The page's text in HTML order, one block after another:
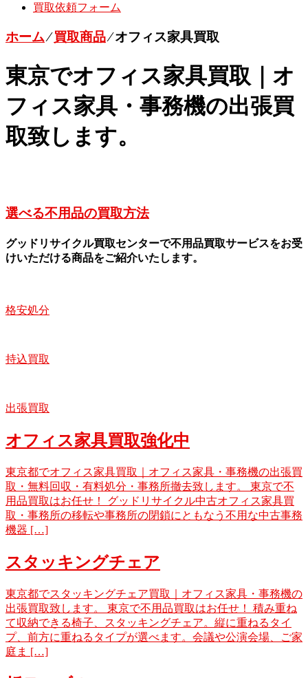
買取依頼フォーム
ホーム⁄買取商品⁄オフィス家具買取
東京でオフィス家具買取｜オ
フィス家具・事務機の出張買
取致します。
選べる不用品の買取方法
グッドリサイクル買取センターで不用品買取サービスをお受
けいただける商品をご紹介いたします。
格安処分
持込買取
出張買取
オフィス家具買取強化中
東京都でオフィス家具買取｜オフィス家具・事務機の出張買
取・無料回収・有料処分・事務所撤去致します。 東京で不
用品買取はお任せ！ グッドリサイクル中古オフィス家具買
取・事務所の移転や事務所の閉鎖にともなう不用な中古事務
機器 […]
スタッキングチェア
東京都でスタッキングチェア買取｜オフィス家具・事務機の
出張買取致します。 東京で不用品買取はお任せ！ 積み重ね
て収納できる椅子、スタッキングチェア。縦に重ねるタイ
プ、前方に重ねるタイプが選べます。会議や公演会場、ご家
庭ま […]